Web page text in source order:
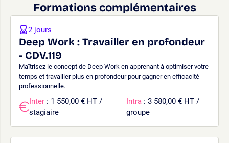
Formations complémentaires
Deep Work : Travailler en profondeur
- CDV.119
Maîtrisez le concept de Deep Work en apprenant à optimiser votre
temps et travailler plus en profondeur pour gagner en efficacité
professionnelle.
2 jours
Inter : 1 550,00 € HT /
stagiaire
Intra : 3 580,00 € HT /
groupe